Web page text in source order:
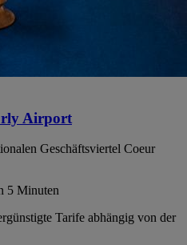
Airport
Geschäftsviertel Coeur
5 Minuten
Tarife abhängig von der